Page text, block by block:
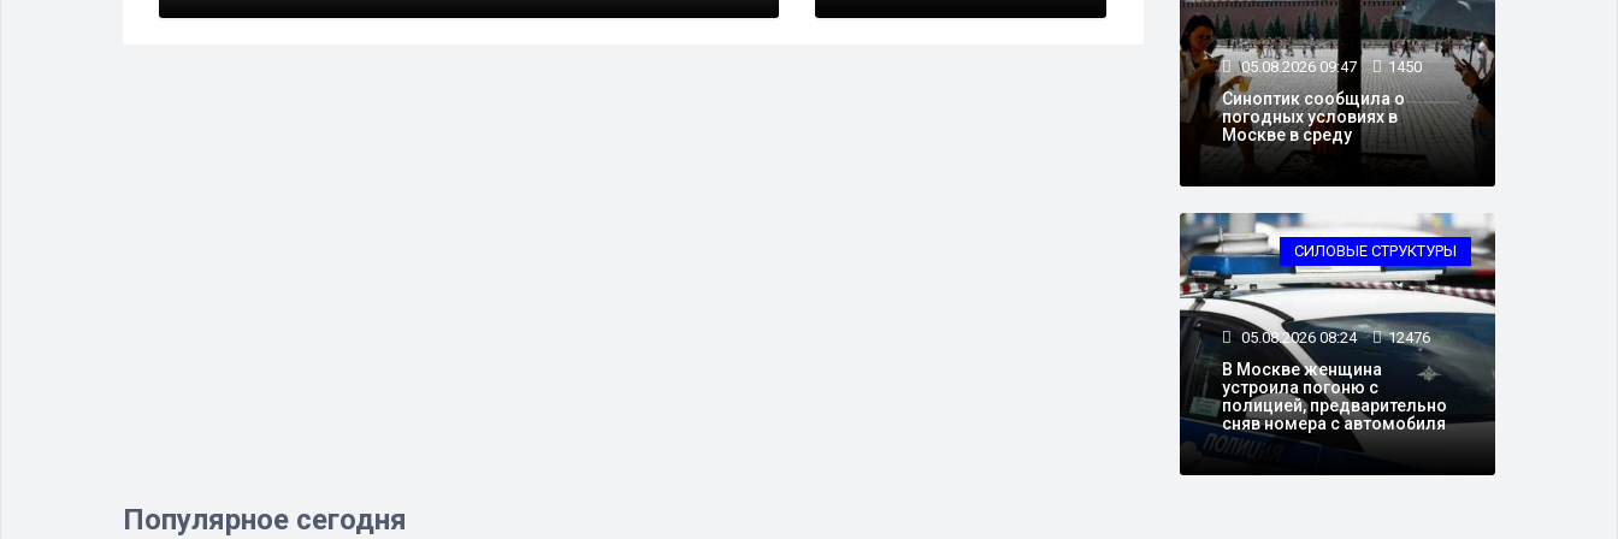
Популярное сегодня
05.08.2026 09:47 1450
Синоптик сообщила о
погодных условиях в
Москве в среду
СИЛОВЫЕ СТРУКТУРЫ
05.08.2026 08:24 12476
В Москве женщина
устроила погоню с
полицией, предварительно
сняв номера с автомобиля